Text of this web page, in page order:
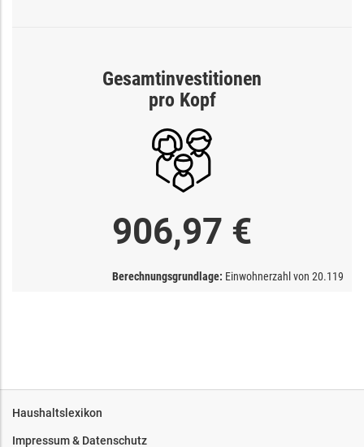
Gesamtinvestitionen
pro Kopf
906,97 €
Berechnungsgrundlage: Einwohnerzahl von 20.119
Haushaltslexikon
Impressum & Datenschutz